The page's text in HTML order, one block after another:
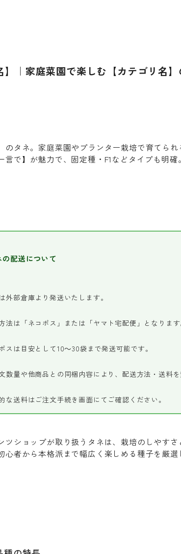
】｜家庭菜園で楽しむ【カテゴリ名
のタネ。家庭菜園やプランター栽培で育てら
言で】が魅力で、固定種・F1などタイプも明
配送について
外部倉庫より発送いたします。
法は「ネコポス」または「ヤマト宅配便」となります
スは目安として10～30袋まで発送可能です。
数量や他商品との同梱内容により、配送方法・送料を
な送料はご注文手続き画面にてご確認ください。
ツショップが取り扱うタネは、栽培のしやすさ
心者から本格派まで幅広く楽しめる種子を厳選